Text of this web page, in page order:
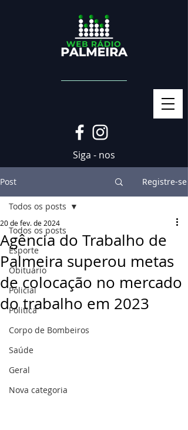
Siga - nos
Post Registre-se
Todos os posts
Esporte
Obituário
Policial
Politica
Corpo de Bombeiros
Saúde
Geral
Nova categoria
Todos os posts
Agência do Trabalho de
Palmeira superou metas
de colocação no mercado
do trabalho em 2023
20 de fev. de 2024